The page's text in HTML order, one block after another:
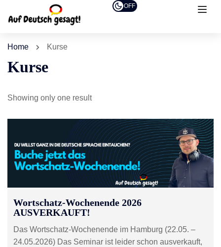
OFF
Home Kurse
Kurse
Showing only one result
Wortschatz-Wochenende 2026
AUSVERKAUFT!
Das Wortschatz-Wochenende im Hamburg (22.05. –
24.05.2026) Das Seminar ist leider schon ausverkauft,